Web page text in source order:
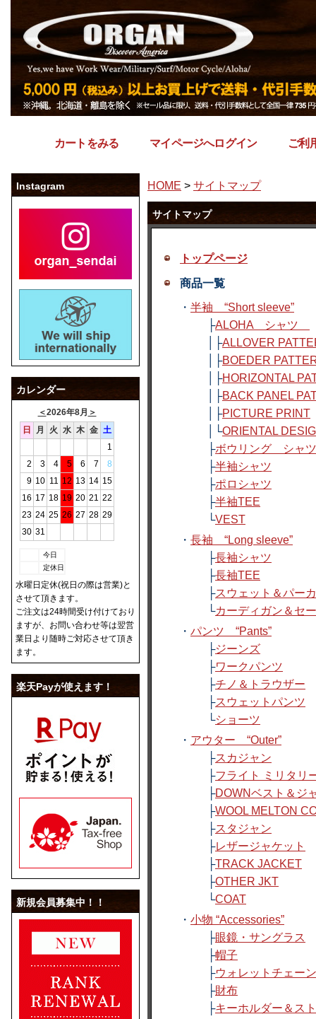
カートをみる マイページへログイン ご利
Instagram
カレンダー
＜2026年8月 ＞
日
月 火 水 木 金 土
1
2
3 4 5 6 7
8
9 10 11 12 13 14 15
16 17 18 19 20 21 22
23 24 25 26 27 28 29
30 31
今日
定休日
水曜日定休(祝日の際は営業)と
させて頂きます。
ご注文は24時間受け付けており
ますが、お問い合わせ等は翌営
業日より随時ご対応させて頂き
ます。
楽天Payが使えます！
新規会員募集中！！
HOME > サイトマップ
サイトマップ
トップページ
商品一覧
・ 半袖 “Short sleeve”
├ALOHA シャツ
│├ALLOVER
│├BOEDER
│├HORIZONTAL
│├BACK PANEL
│├PICTURE PRINT
│└ORIENTAL
├ボウリング シャツ
├半袖シャツ
├ポロシャツ
├半袖TEE
└VEST
・ 長袖 “Long sleeve”
├長袖シャツ
├長袖TEE
├スウェット＆パー
└カーディガン＆セ
・ パンツ “Pants”
├ジーンズ
├ワークパンツ
├チノ＆トラウザー
├スウェットパンツ
└ショーツ
・ アウター “Outer”
├スカジャン
├フライト ミリタリ
├DOWNベスト＆ジ
├WOOL MELTON
├スタジャン
├レザージャケット
├TRACK JACKET
├OTHER JKT
└COAT
・ 小物 “Accessories”
├眼鏡・サングラス
├帽子
├ウォレットチェーン
├財布
├キーホルダー＆ス